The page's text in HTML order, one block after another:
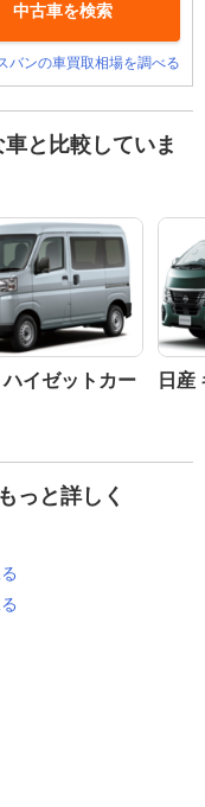
中古車を検索
バンの車買取相場を調べる
と比較していま
イゼットカー
日産
っと詳しく